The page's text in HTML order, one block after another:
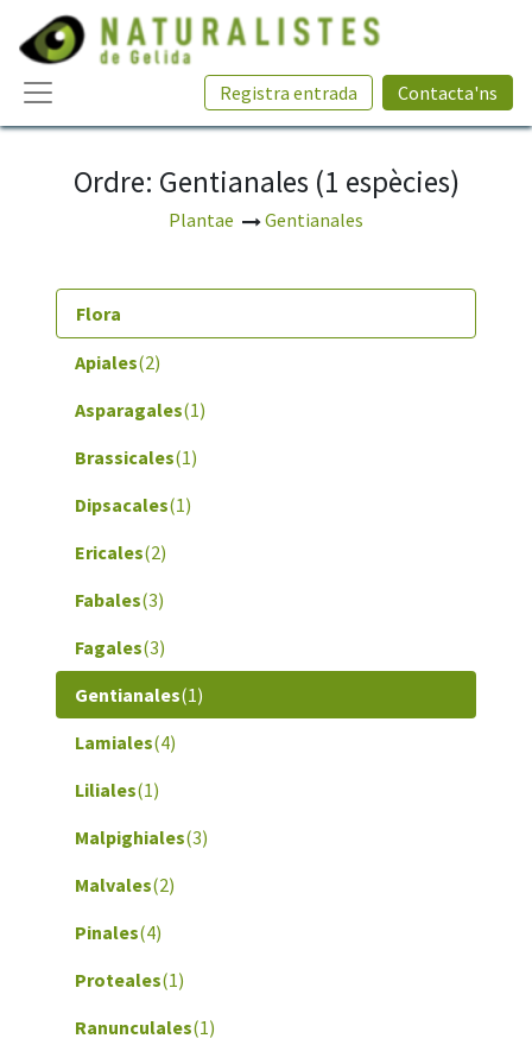
Registra entrada Contacta'ns
Ordre: Gentianales (1 espècies)
Plantae Gentianales
Flora
Apiales(2)
Asparagales(1)
Brassicales(1)
Dipsacales(1)
Ericales(2)
Fabales(3)
Fagales(3)
Gentianales(1)
Lamiales(4)
Liliales(1)
Malpighiales(3)
Malvales(2)
Pinales(4)
Proteales(1)
Ranunculales(1)